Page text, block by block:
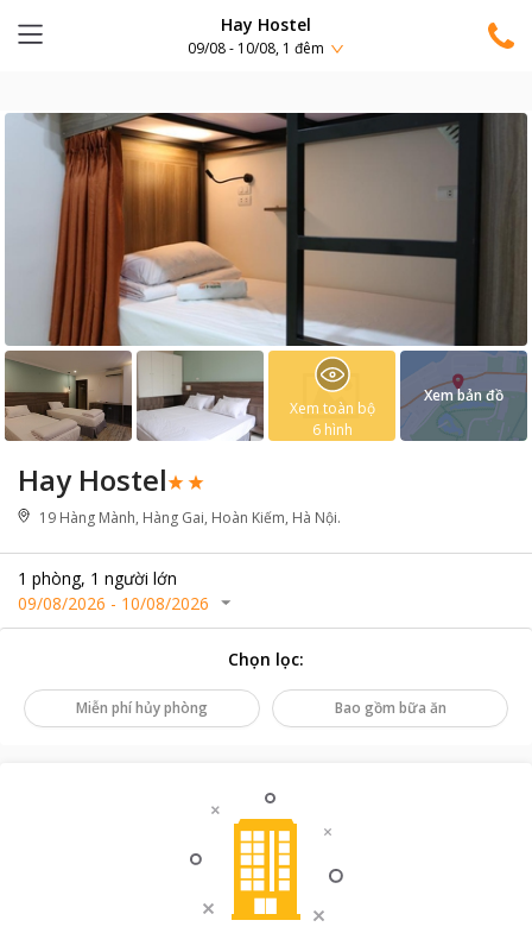
Hay Hostel
09/08 - 10/08, 1 đêm
Hay Hostel
19 Hàng Mành, Hàng Gai, Hoàn Kiếm, Hà Nội.
1 phòng, 1 người lớn
09/08/2026 - 10/08/2026
Xem toàn bộ
6 hình
Xem bản đồ
Chọn lọc:
Miễn phí hủy phòng Bao gồm bữa ăn